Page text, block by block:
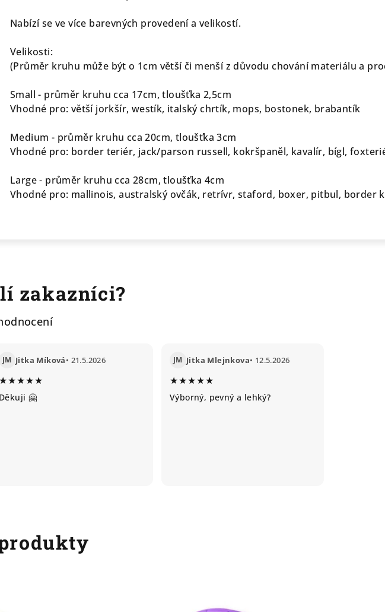
Nabízí se ve více barevných provedení a velikostí.
Velikosti:
(Průměr kruhu může být o 1cm větší či menší z důvodu chování materiálu a
Small - průměr kruhu cca 17cm, tloušťka 2,5cm
Vhodné pro: větší jorkšír, westík, italský chrtík, mops, bostonek, brabantík
Medium - průměr kruhu cca 20cm, tloušťka 3cm
Vhodné pro: border teriér, jack/parson russell, kokršpaněl, kavalír, bígl,
Large - průměr kruhu cca 28cm, tloušťka 4cm
Vhodné pro: mallinois, australský ovčák, retrívr, staford, boxer, pitbul, border
zakazníci?
JM Jitka Míková• 21.5.2026
★★★★★
Děkuji 🤗
JM Jitka Mlejnkova• 12.5.2026
★★★★★
Výborný, pevný a lehký?